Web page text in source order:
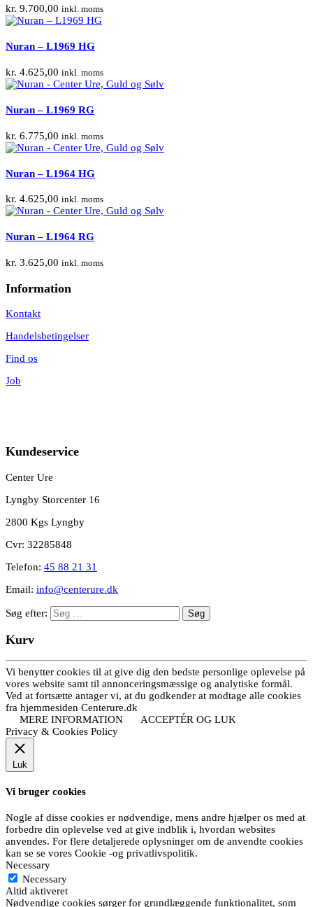
kr. 9.700,00 inkl. moms
Nuran – L1969 HG
kr. 4.625,00 inkl. moms
Nuran – L1969 RG
kr. 6.775,00 inkl. moms
Nuran – L1964 HG
kr. 4.625,00 inkl. moms
Nuran – L1964 RG
kr. 3.625,00 inkl. moms
Information
Kontakt
Handelsbetingelser
Find os
Job
Kundeservice
Center Ure
Lyngby Storcenter 16
2800 Kgs Lyngby
Cvr: 32285848
Telefon: 45 88 21 31
Email: info@centerure.dk
Søg efter:
Kurv
Vi benytter cookies til at give dig den bedste personlige oplevelse på
vores website samt til annonceringsmæssige og analytiske formål.
Ved at fortsætte antager vi, at du godkender at modtage alle cookies
fra hjemmesiden Centerure.dk
MERE INFORMATION
ACCEPTÉR OG LUK
Privacy & Cookies Policy
Luk
Vi bruger cookies
Nogle af disse cookies er nødvendige, mens andre hjælper os med at
forbedre din oplevelse ved at give indblik i, hvordan websites
anvendes. For flere detaljerede oplysninger om de anvendte cookies
kan se se vores Cookie -og privatlivspolitik.
Necessary
Necessary
Altid aktiveret
Nødvendige cookies sørger for grundlæggende funktionalitet, som